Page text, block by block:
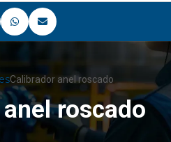
Calibrador anel roscado
roscado